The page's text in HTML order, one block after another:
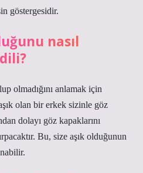
göstergesidir.
nasıl
olmadığını anlamak için
olan bir erkek sizinle göz
dolayı göz kapaklarını
Bu, size aşık olduğunun